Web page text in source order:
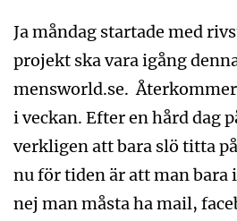
Ja måndag startade med
projekt ska vara igång
mensworld.se.
i veckan. Efter en hård dag
verkligen att bara slö titta
nu för tiden är att man bara
nej man måsta ha mail,